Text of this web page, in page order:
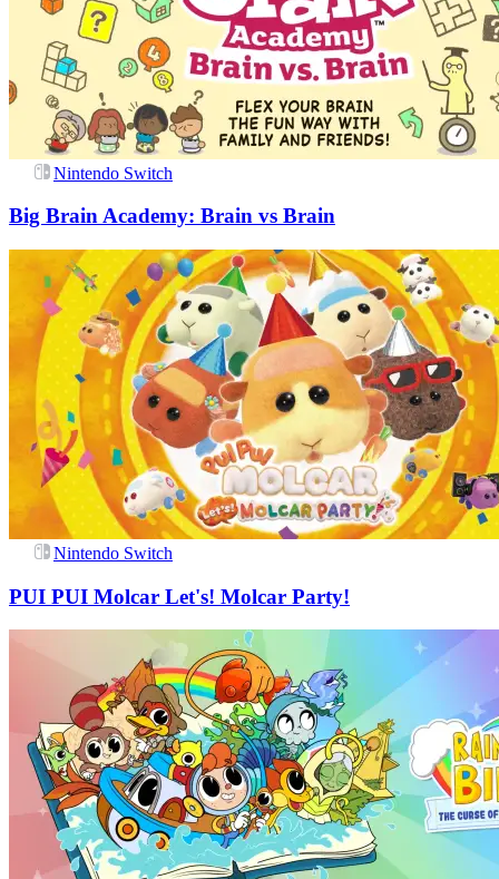
Nintendo Switch
Big Brain Academy: Brain vs Brain
Nintendo Switch
PUI PUI Molcar Let's! Molcar Party!